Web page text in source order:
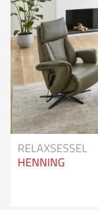
RELAXSESSEL
HENNING